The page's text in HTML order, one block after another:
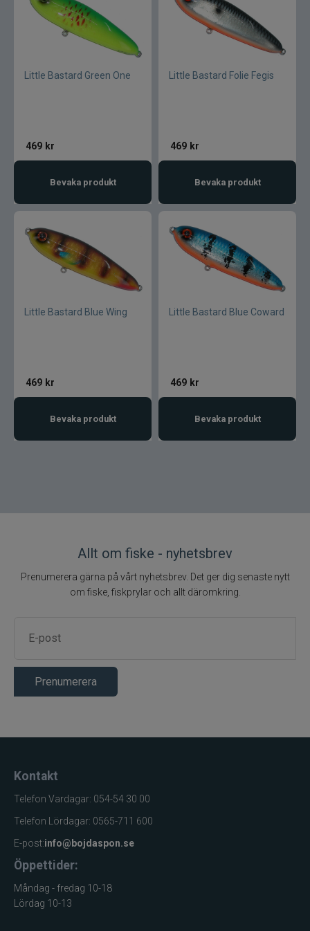
Little Bastard Green One
469 kr
Bevaka produkt
Little Bastard Folie Fegis
469 kr
Bevaka produkt
Little Bastard Blue Wing
469 kr
Bevaka produkt
Little Bastard Blue Coward
469 kr
Bevaka produkt
Allt om fiske - nyhetsbrev
Prenumerera gärna på vårt nyhetsbrev. Det ger dig senaste nytt
om fiske, fiskprylar och allt däromkring.
Prenumerera
Kontakt
Telefon Vardagar: 054-54 30 00
Telefon Lördagar: 0565-711 600
E-post:info@bojdaspon.se
Öppettider:
Måndag - fredag 10-18
Lördag 10-13